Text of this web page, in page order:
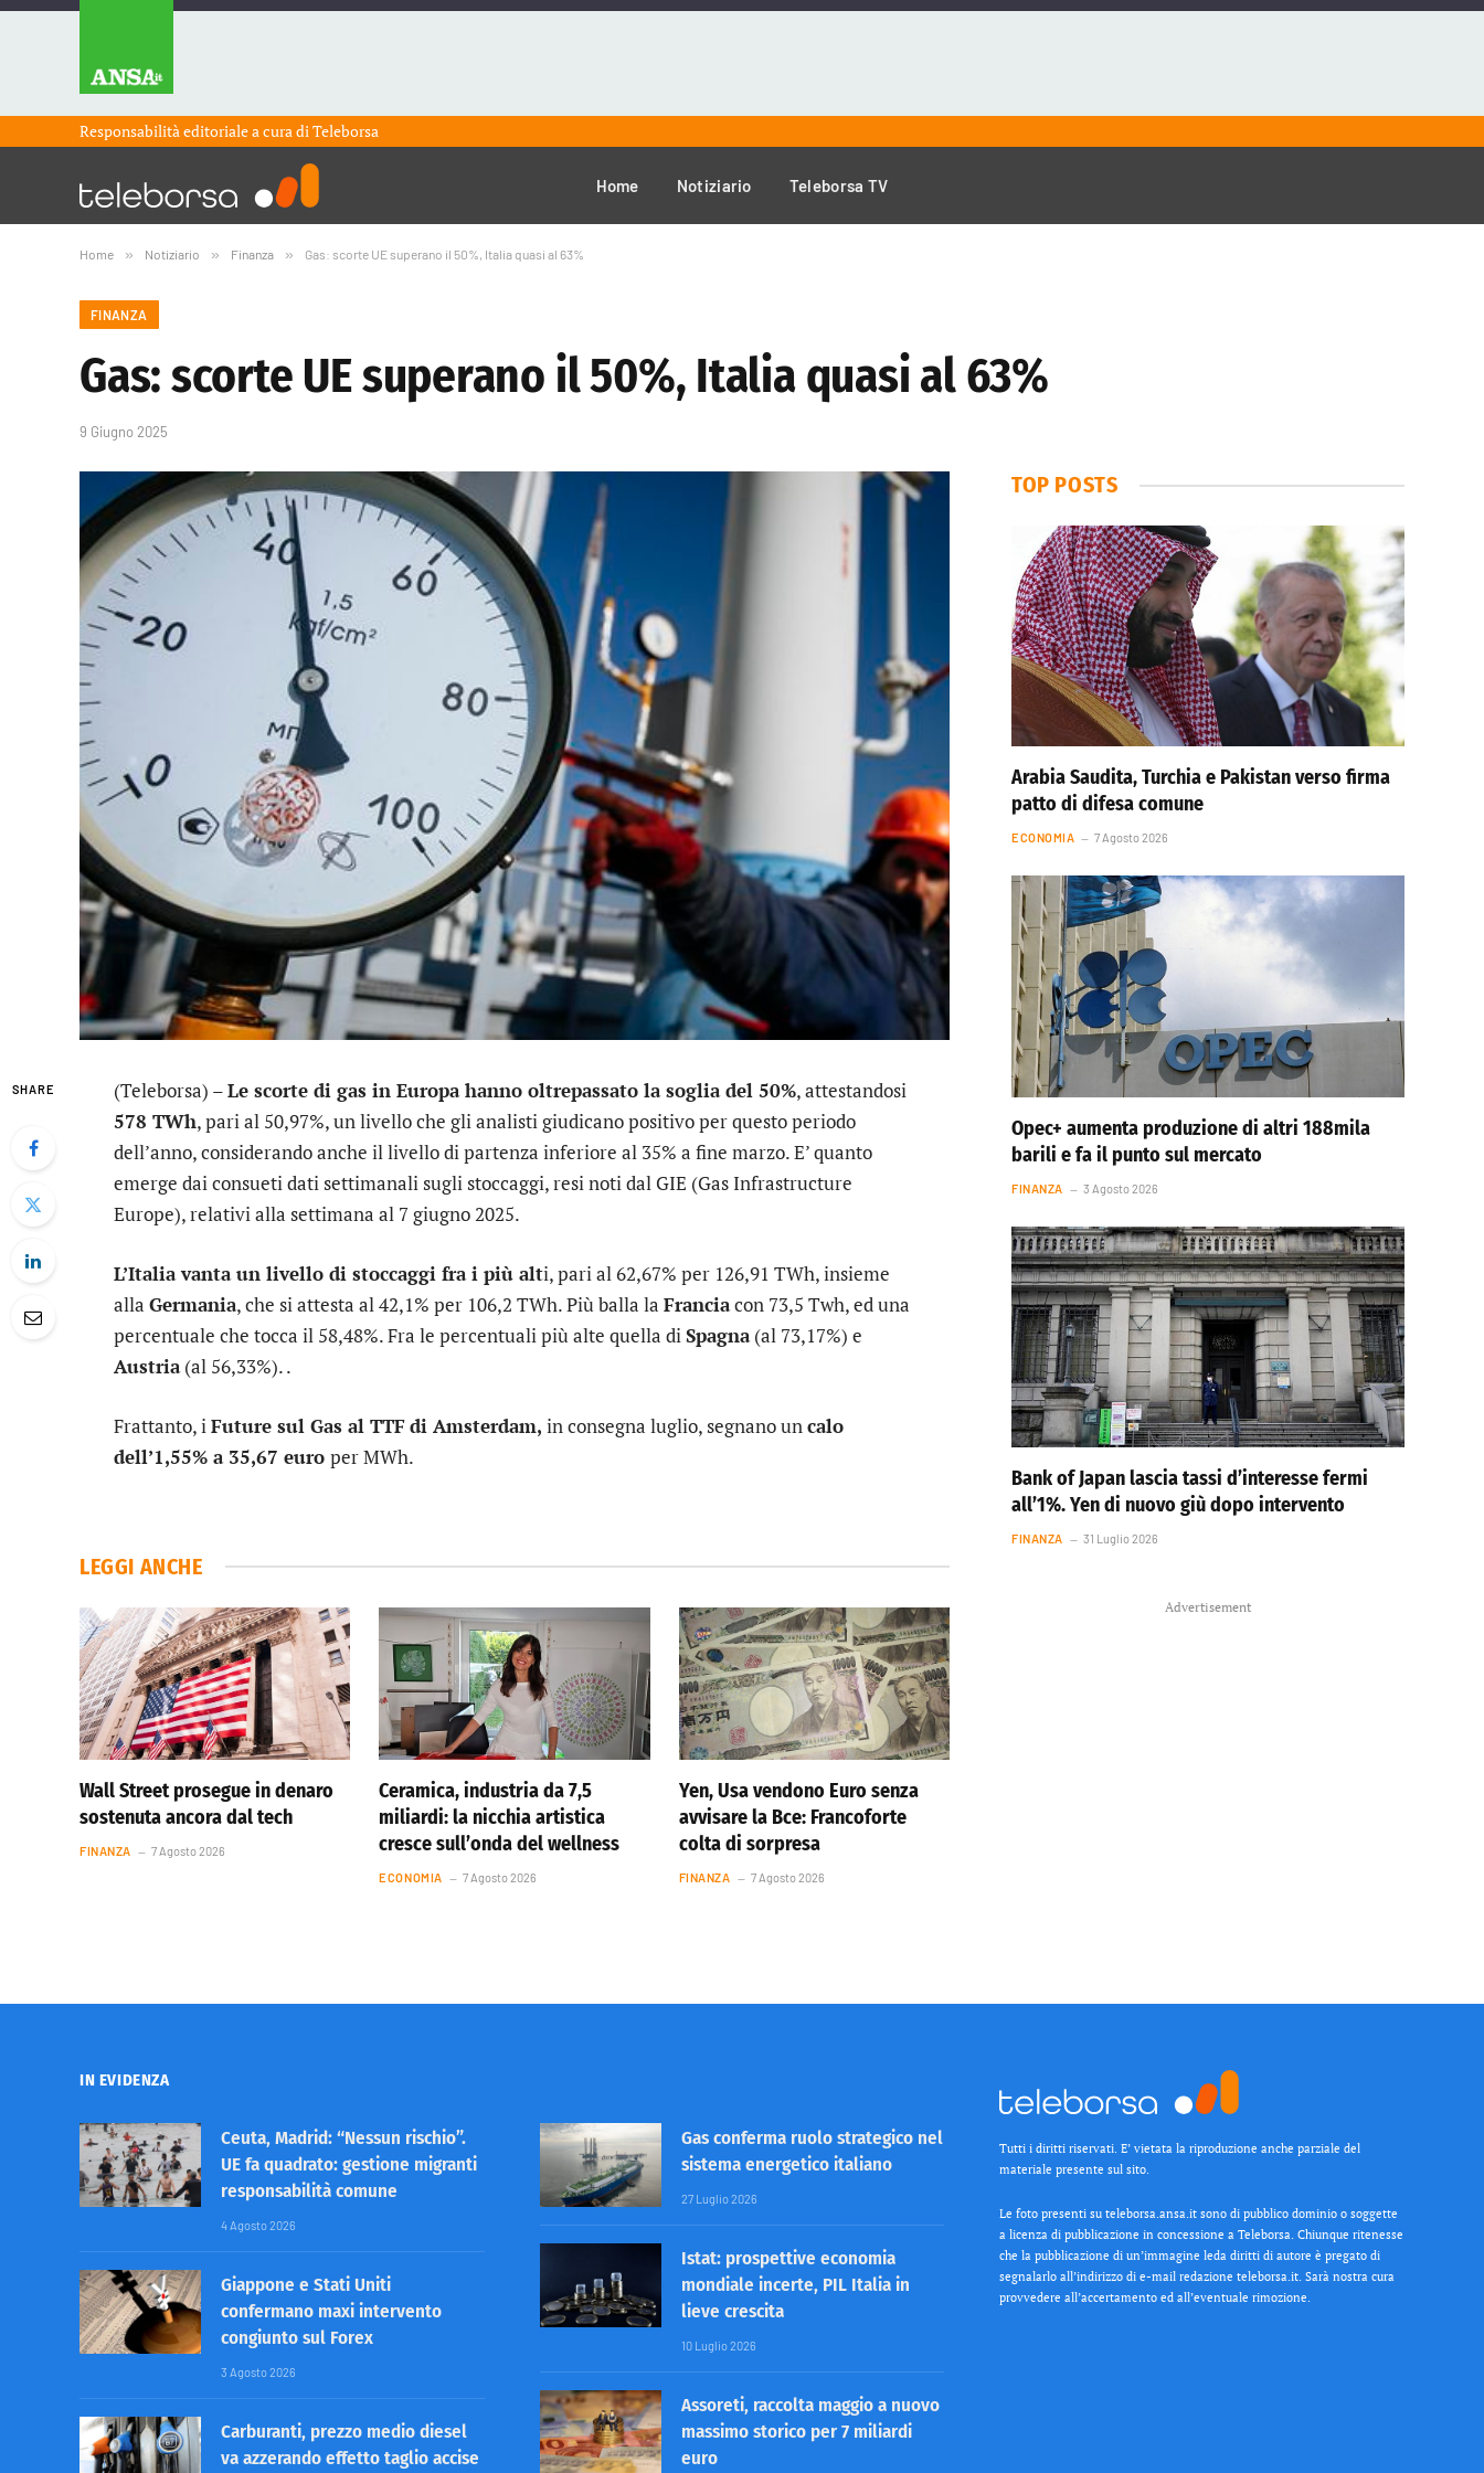
Responsabilità editoriale a cura diTeleborsa
Home Notiziario Teleborsa TV
Home » Notiziario » Finanza » Gas: scorte UE superano il 50%, Italia quasi al 63%
FINANZA
Gas: scorte UE superano il 50%, Italia quasi al 63%
9 Giugno 2025
SHARE (Teleborsa) –Le scorte di gas in Europa hanno oltrepassato la soglia del 50%, attestandosi
578 TWh, pari al 50,97%, un livello che gli analisti giudicano positivo per questo periodo
dell’anno, considerando anche il livello di partenza inferiore al 35% a fine marzo. E’ quanto
emerge dai consueti dati settimanali sugli stoccaggi, resi noti dal GIE (Gas Infrastructure
Europe), relativi alla settimana al 7 giugno 2025.
L’Italia vanta un livello di stoccaggi fra i più alti, pari al 62,67% per 126,91 TWh, insieme
alla Germania, che si attesta al 42,1% per 106,2 TWh. Più balla la Franciacon 73,5 Twh, ed una
percentuale che tocca il 58,48%. Fra le percentuali più alte quella diSpagna(al 73,17%) e
Austria(al 56,33%). .
Frattanto, iFuture sul Gas al TTFdi Amsterdam, in consegna luglio, segnano uncalo
dell’1,55% a 35,67 euro per MWh.
LEGGI ANCHE
Wall Street prosegue in denaro
sostenuta ancora dal tech
FINANZA 7 Agosto 2026
Ceramica, industria da 7,5
miliardi: la nicchia artistica
cresce sull’onda del wellness
ECONOMIA 7 Agosto 2026
Yen, Usa vendono Euro senza
avvisare la Bce: Francoforte
colta di sorpresa
FINANZA 7 Agosto 2026
TOP POSTS
Arabia Saudita, Turchia e Pakistan verso firma
patto di difesa comune
ECONOMIA 7 Agosto 2026
Opec+ aumenta produzione di altri 188mila
barili e fa il punto sul mercato
FINANZA 3 Agosto 2026
Bank of Japan lascia tassi d’interesse fermi
all’1%. Yen di nuovo giù dopo intervento
FINANZA 31 Luglio 2026
Advertisement
IN EVIDENZA
Ceuta, Madrid: “Nessun rischio”.
UE fa quadrato: gestione migranti
responsabilità comune
4 Agosto 2026
Giappone e Stati Uniti
confermano maxi intervento
congiunto sul Forex
3 Agosto 2026
Carburanti, prezzo medio diesel
va azzerando effetto taglio accise
Gas conferma ruolo strategico nel
sistema energetico italiano
27 Luglio 2026
Istat: prospettive economia
mondiale incerte, PIL Italia in
lieve crescita
10 Luglio 2026
Assoreti, raccolta maggio a nuovo
massimo storico per 7 miliardi
euro
Tutti i diritti riservati. E’ vietata la riproduzione anche parziale del
materiale presente sul sito.
Le foto presenti su teleborsa.ansa.it sono di pubblico dominio o soggette
a licenza di pubblicazione in concessione a Teleborsa. Chiunque ritenesse
che la pubblicazione di un’immagine leda diritti di autore è pregato di
segnalarlo all’indirizzo di e-mail redazione teleborsa.it. Sarà nostra cura
provvedere all’accertamento ed all’eventuale rimozione.